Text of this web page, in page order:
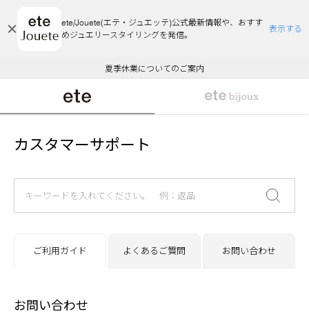
ete/Jouete(エテ・ジュエッテ)公式最新情報や、おすす
めジュエリースタイリングを発信。
表示する
エコラッピング及びエコポイント付与のご案内
ご注文いただいたお品物のお届け状況について
夏季休業についてのご案内
WEB Limited Items >>
採用のご案内
悪質な偽サイトにご注意ください
エコラッピング及びエコポイント付与のご案内
ご注文いただいたお品物のお届け状況について
カスタマーサポート
ご利用ガイド よくあるご質問 お問い合わせ
お問い合わせ